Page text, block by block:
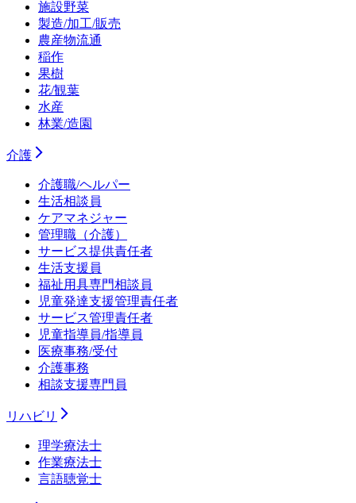
施設野菜
製造/加工/販売
農産物流通
稲作
果樹
花/観葉
水産
林業/造園
介護
介護職/ヘルパー
生活相談員
ケアマネジャー
管理職（介護）
サービス提供責任者
生活支援員
福祉用具専門相談員
児童発達支援管理責任者
サービス管理責任者
児童指導員/指導員
医療事務/受付
介護事務
相談支援専門員
リハビリ
理学療法士
作業療法士
言語聴覚士